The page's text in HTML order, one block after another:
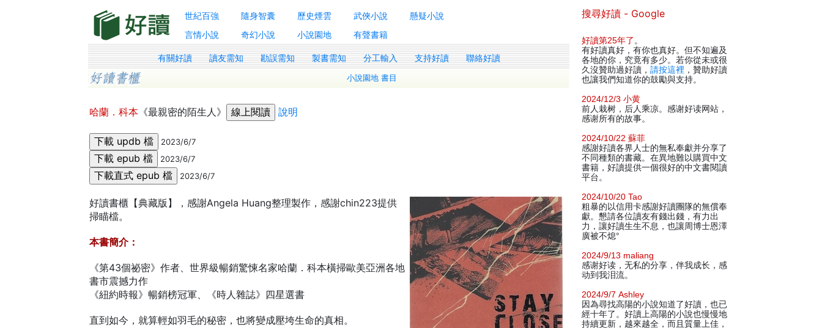
世紀百強 隨身智囊 歷史煙雲 武俠小說
懸疑小說
言情小說
奇幻小說 小說園地 有聲書籍
有關好讀 讀友需知 勘誤需知 製書需知 分工輸入 支持好讀 聯絡好讀
小說園地 書目
哈蘭．科本 《最親密的陌生人》 說明
2023/6/7
2023/6/7
2023/6/7
好讀書櫃【典藏版】，感謝Angela Huang整理製作，感謝chin223提供
掃瞄檔。
本書簡介：
《第43個祕密》作者、世界級暢銷驚悚名家哈蘭．科本橫掃歐美亞洲各地
書市震撼力作
《紐約時報》暢銷榜冠軍、《時人雜誌》四星選書
直到如今，就算輕如羽毛的秘密，也將變成壓垮生命的真相。
搜尋好讀 - Google
好讀第25年了 。
有好讀真好，有你也真好。但不知遍及
各地的你，究竟有多少。若你從未或很
久沒贊助過好讀， 請按這裡 ，贊助好讀
也讓我們知道你的鼓勵與支持。
2024/12/3 小黄
前人栽树，后人乘凉。感谢好读网站，
感谢所有的故事。
2024/10/22 蘇菲
感謝好讀各界人士的無私奉獻并分享了
不同種類的書藏。在異地難以購買中文
書籍，好讀提供一個很好的中文書閱讀
平台。
2024/10/20 Tao
粗暴的以信用卡感謝好讀團隊的無償奉
獻。懇請各位讀友有錢出錢，有力出
力，讓好讀生生不息，也讓周博士恩澤
廣被不熄°
2024/9/13 maliang
感谢好读，无私的分享，伴我成长，感
动到我泪流。
2024/9/7 Ashley
因為尋找高陽的小說知道了好讀，也已
經十年了。好讀上高陽的小說也慢慢地
持續更新，越來越全，而且質量上佳，